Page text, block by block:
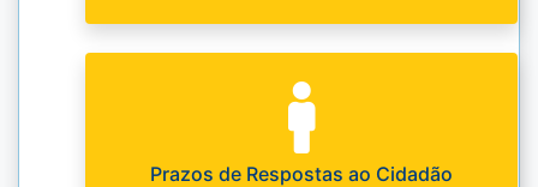
Prazos de Respostas ao Cidadão